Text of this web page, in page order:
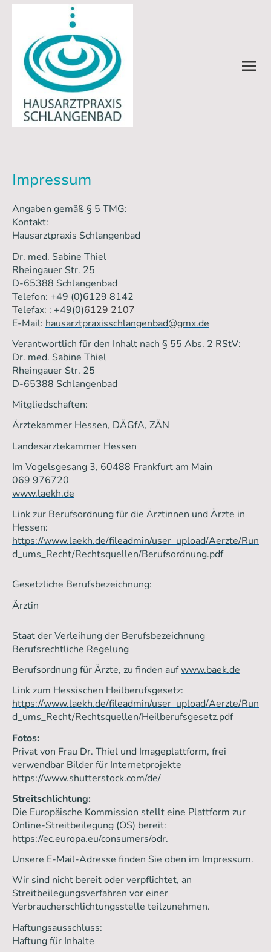
Impressum
Angaben gemäß § 5 TMG:
Kontakt:
Hausarztpraxis Schlangenbad
Dr. med. Sabine Thiel
Rheingauer Str. 25
D-65388 Schlangenbad
Telefon: +49 (0)6129 8142
Telefax: : +49(0)6129 2107
E-Mail: hausarztpraxisschlangenbad@gmx.de
Verantwortlich für den Inhalt nach § 55 Abs. 2 RStV:
Dr. med. Sabine Thiel
Rheingauer Str. 25
D-65388 Schlangenbad
Mitgliedschaften:
Ärztekammer Hessen, DÄGfA, ZÄN
Landesärztekammer Hessen
Im Vogelsgesang 3, 60488 Frankfurt am Main
069 976720
www.laekh.de
Link zur Berufsordnung für die Ärztinnen und Ärzte in
Hessen:
https://www.laekh.de/fileadmin/user_upload/Aerzte/Run
d_ums_Recht/Rechtsquellen/Berufsordnung.pdf
Gesetzliche Berufsbezeichnung:
Ärztin
Staat der Verleihung der Berufsbezeichnung
Berufsrechtliche Regelung
Berufsordnung für Ärzte, zu finden aufwww.baek.de
Link zum Hessischen Heilberufsgesetz:
https://www.laekh.de/fileadmin/user_upload/Aerzte/Run
d_ums_Recht/Rechtsquellen/Heilberufsgesetz.pdf
Fotos:
Privat von Frau Dr. Thiel und Imageplattform, frei
verwendbar Bilder für Internetprojekte
https://www.shutterstock.com/de/
Streitschlichtung:
Die Europäische Kommission stellt eine Plattform zur
Online-Streitbeilegung (OS) bereit:
https://ec.europa.eu/consumers/odr.
Unsere E-Mail-Adresse finden Sie oben im Impressum.
Wir sind nicht bereit oder verpflichtet, an
Streitbeilegungsverfahren vor einer
Verbraucherschlichtungsstelle teilzunehmen.
Haftungsausschluss:
Haftung für Inhalte